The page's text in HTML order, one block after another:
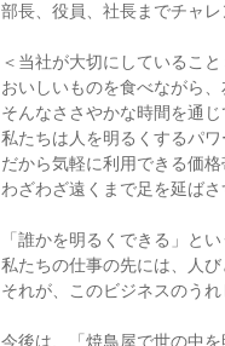
部長、役員、社長までチャレ
＜当社が大切にしていること
おいしいものを食べながら
そんなささやかな時間を通
私たちは人を明るくするパワ
だから気軽に利用できる価
わざわざ遠くまで足を延ば
「誰かを明るくできる」とい
私たちの仕事の先には、人び
それが、このビジネスのうれ
今後は、「焼鳥屋で世の中を